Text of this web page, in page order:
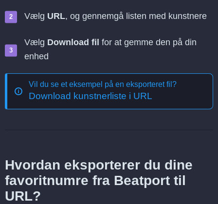
Vælg URL, og gennemgå listen med kunstnere
Vælg Download fil for at gemme den på din
enhed
Vil du se et eksempel på en eksporteret fil?
Download kunstnerliste i URL
Hvordan eksporterer du dine
favoritnumre fra Beatport til
URL?